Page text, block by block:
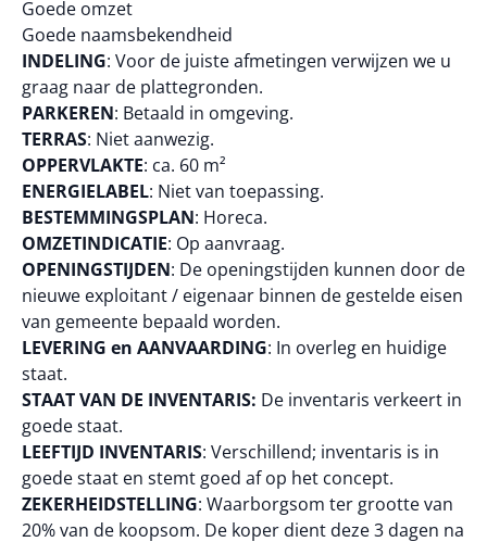
Goede omzet
Goede naamsbekendheid
INDELING: Voor de juiste afmetingen verwijzen we u
graag naar de plattegronden.
PARKEREN: Betaald in omgeving.
TERRAS: Niet aanwezig.
OPPERVLAKTE: ca. 60 m²
ENERGIELABEL: Niet van toepassing.
BESTEMMINGSPLAN: Horeca.
OMZETINDICATIE: Op aanvraag.
OPENINGSTIJDEN: De openingstijden kunnen door de
nieuwe exploitant / eigenaar binnen de gestelde eisen
van gemeente bepaald worden.
LEVERING en AANVAARDING: In overleg en huidige
staat.
STAAT VAN DE INVENTARIS: De inventaris verkeert in
goede staat.
LEEFTIJD INVENTARIS: Verschillend; inventaris is in
goede staat en stemt goed af op het concept.
ZEKERHEIDSTELLING: Waarborgsom ter grootte van
20% van de koopsom. De koper dient deze 3 dagen na